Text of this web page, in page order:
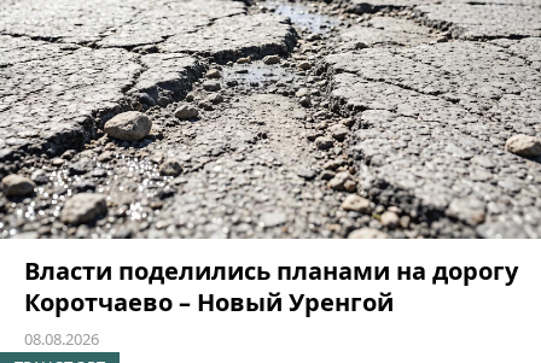
Власти поделились планами на дорогу
Коротчаево – Новый Уренгой
08.08.2026